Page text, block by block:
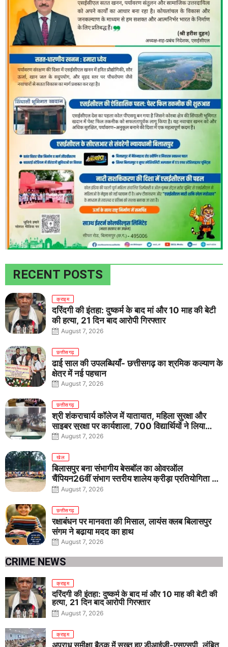
RECENT POSTS
क्राइम
दरिंदगी की इंतहा: दुष्कर्म के बाद मां और 10 माह की बेटी
की हत्या, 21 दिन बाद आरोपी गिरफ्तार
August 7, 2026
छत्तीसगढ़
ढाई साल की उपलब्धियाँ- छत्तीसगढ़ का श्रमिक कल्याण के
क्षेत्र में नई पहचान
August 7, 2026
छत्तीसगढ़
श्री शंकराचार्य कॉलेज में यातायात, महिला सुरक्षा और
साइबर सुरक्षा पर कार्यशाला, 700 विद्यार्थियों ने लिया
जागरूकता का संकल्प
August 7, 2026
खेल
बिलासपुर बना संभागीय बेसबॉल का ओवरऑल
चैंपियन26वीं संभाग स्तरीय शालेय क्रीड़ा प्रतियोगिता में
तीनों आयु वर्गों में शानदार प्रदर्शन
August 7, 2026
छत्तीसगढ़
रक्षाबंधन पर मानवता की मिसाल, लायंस क्लब बिलासपुर
संगम ने बढ़ाया मदद का हाथ
August 7, 2026
CRIME NEWS
क्राइम
दरिंदगी की इंतहा: दुष्कर्म के बाद मां और 10 माह की बेटी की
हत्या, 21 दिन बाद आरोपी गिरफ्तार
August 7, 2026
क्राइम